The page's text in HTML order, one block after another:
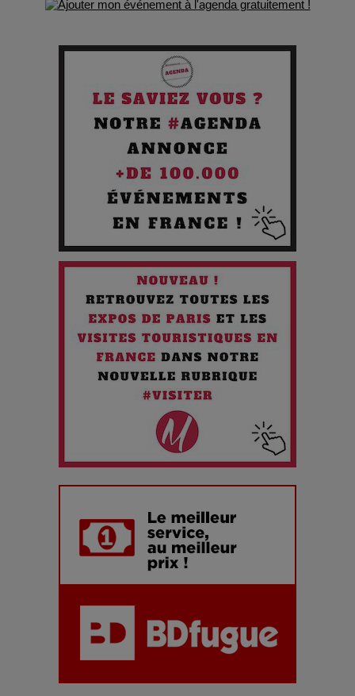
de survie
Comment Prendre Soin de sa Santé quand on Roule toute la
Pourquoi les Petites Entreprises Créatives Deviennent les
Les 3 meilleures destinations pour des vacances sportives
Quand l'Opéra Rencontre l'IA : Lola Volonakis, l'Artiste du
Paradoxe qui Chante le Futur
Chien 51 - Quand l’IA prend le pouvoir : une plongée dans un
futur troublant
Maïra Kerey, la “voix d’or du Kazakhstan”, célèbre ses 30
ans de carrière à la Salle Gaveau
Les dessous de la fast fashion : un désastre écologique en
7 Techniques Secrètes des Photographes de Stars
Adieu Jean-Pat : rire au bord du précipice
Pharaonic Festival 2025 : 10 ans d’électro sous les
montagnes, une fête à ne pas manquer